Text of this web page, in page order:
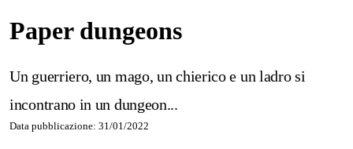
Paper dungeons
Un guerriero, un mago, un chierico e un ladro si
incontrano in un dungeon...
Data pubblicazione: 31/01/2022